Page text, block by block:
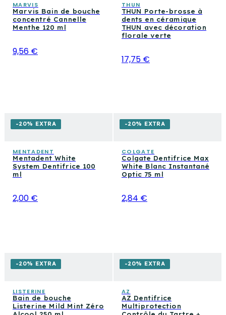
MARVIS
Marvis Bain de bouche
concentré Cannelle
Menthe 120 ml
9,56 €
THUN
THUN Porte-brosse à
dents en céramique
THUN avec décoration
florale verte
17,75 €
-20% EXTRA
MENTADENT
Mentadent White
System Dentifrice 100
ml
2,00 €
-20% EXTRA
COLGATE
Colgate Dentifrice Max
White Blanc Instantané
Optic 75 ml
2,84 €
-20% EXTRA
LISTERINE
Bain de bouche
Listerine Mild Mint Zéro
-20% EXTRA
AZ
AZ Dentifrice
Multiprotection